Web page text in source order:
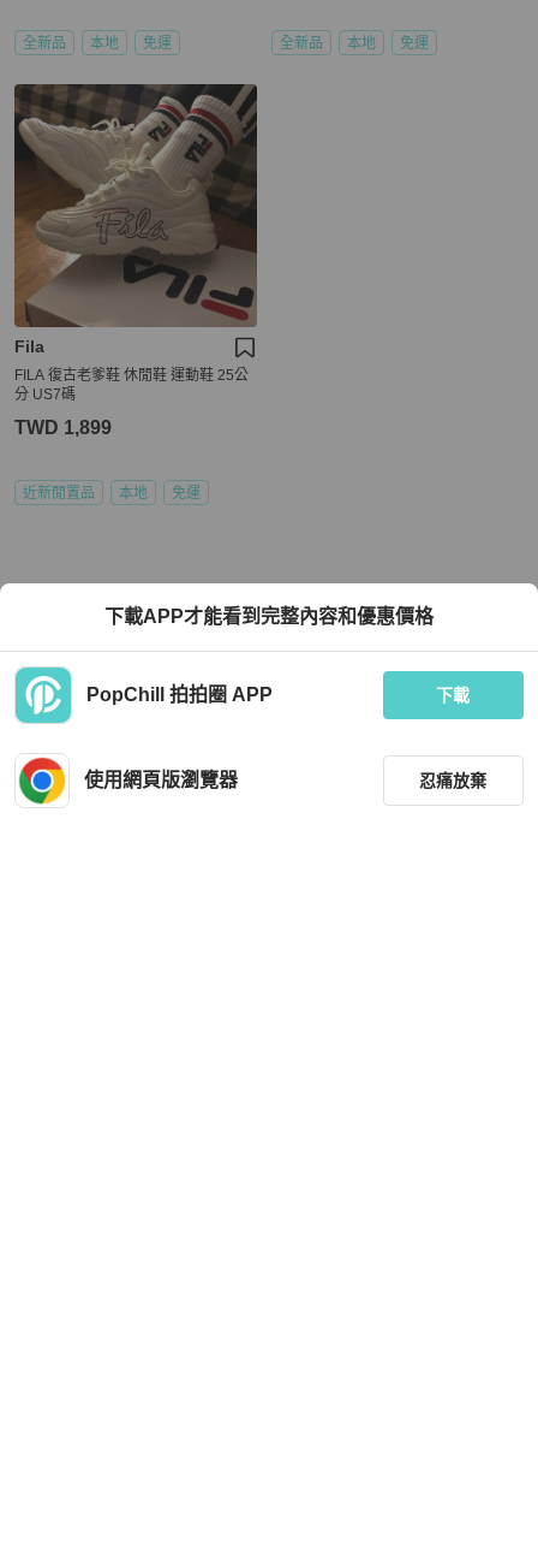
全新品 本地 免運 全新品 本地 免運
Fila
FILA 復古老爹鞋 休閒鞋 運動鞋 25公
分 US7碼
TWD 1,899
近新閒置品 本地 免運
下載APP才能看到完整內容和優惠價格
PopChill 拍拍圈 APP 下載
使用網頁版瀏覽器 忍痛放棄